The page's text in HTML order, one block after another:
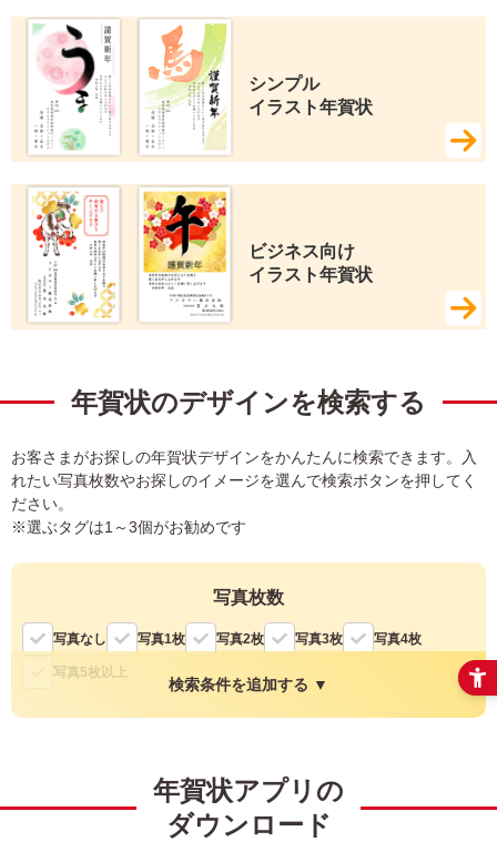
シンプル
イラスト年賀状
ビジネス向け
イラスト年賀状
年賀状のデザインを検索する
お客さまがお探しの年賀状デザインをかんたんに検索できます。入
れたい写真枚数やお探しのイメージを選んで検索ボタンを押してく
ださい。
※選ぶタグは1～3個がお勧めです
写真枚数
写真なし 写真1枚 写真2枚 写真3枚 写真4枚
写真5枚以上
縦 横
検索条件を追加する ▼
年賀状アプリの
ダウンロード